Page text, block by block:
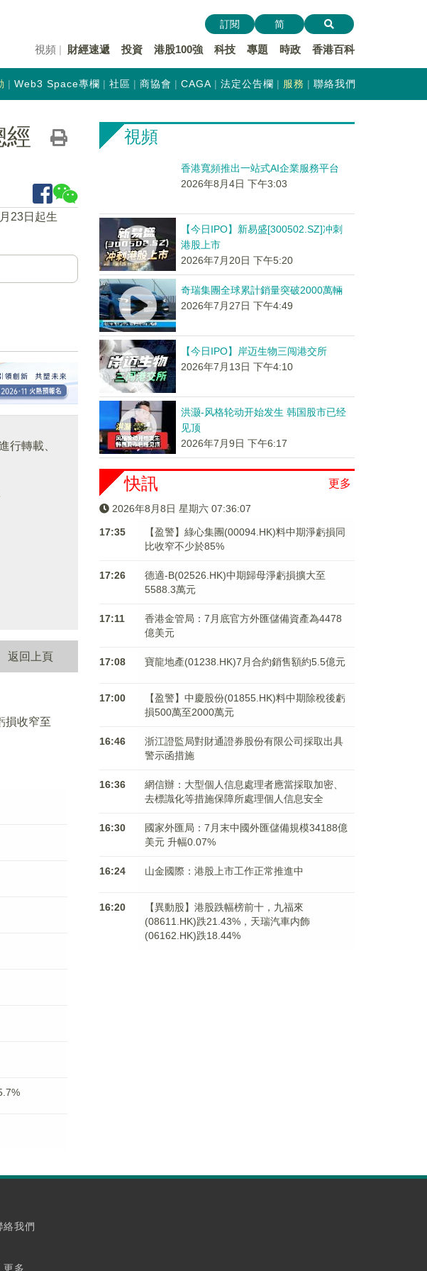
視頻 財經速遞 投資 港股100強 科技 專題 時政 香港百科
訂閱 简
Web3 Space專欄 社區 商協會 CAGA 法定公告欄 服務 聯絡我們
經
23日起生
行轉載、
返回上頁
損收窄至
視頻
香港寬頻推出一站式AI企業服務平台
2026年8月4日 下午3:03
【今日IPO】新易盛[300502.SZ]冲刺
港股上市
2026年7月20日 下午5:20
奇瑞集團全球累計銷量突破2000萬輛
2026年7月27日 下午4:49
【今日IPO】岸迈生物三闯港交所
2026年7月13日 下午4:10
洪灏-风格轮动开始发生 韩国股市已经
见顶
2026年7月9日 下午6:17
更多
快訊
2026年8月8日 星期六 07:36:07
17:35
【盈警】綠心集團(00094.HK)料中期淨虧損同
比收窄不少於85%
17:26
德適-B(02526.HK)中期歸母淨虧損擴大至
5588.3萬元
17:11
香港金管局：7月底官方外匯儲備資產為4478
億美元
17:08 寶龍地產(01238.HK)7月合約銷售額約5.5億元
17:00
【盈警】中慶股份(01855.HK)料中期除稅後虧
損500萬至2000萬元
16:46
浙江證監局對財通證券股份有限公司採取出具
警示函措施
16:36
網信辦：大型個人信息處理者應當採取加密、
去標識化等措施保障所處理個人信息安全
16:30
國家外匯局：7月末中國外匯儲備規模34188億
美元 升幅0.07%
16:24 山金國際：港股上市工作正常推進中
16:20
【異動股】港股跌幅榜前十，九福來
(08611.HK)跌21.43%，天瑞汽車内飾
(06162.HK)跌18.44%
絡我們
更多...